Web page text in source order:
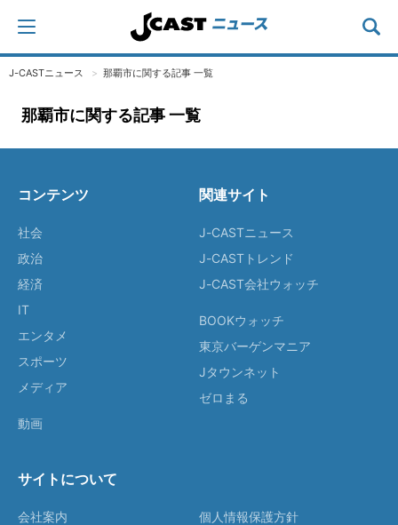
J-CASTニュース 那覇市に関する記事 一覧
那覇市に関する記事 一覧
コンテンツ
社会
政治
経済
IT
エンタメ
スポーツ
メディア
動画
関連サイト
J-CASTニュース
J-CASTトレンド
J-CAST会社ウォッチ
BOOKウォッチ
東京バーゲンマニア
Jタウンネット
ゼロまる
サイトについて
会社案内
個人情報保護方針